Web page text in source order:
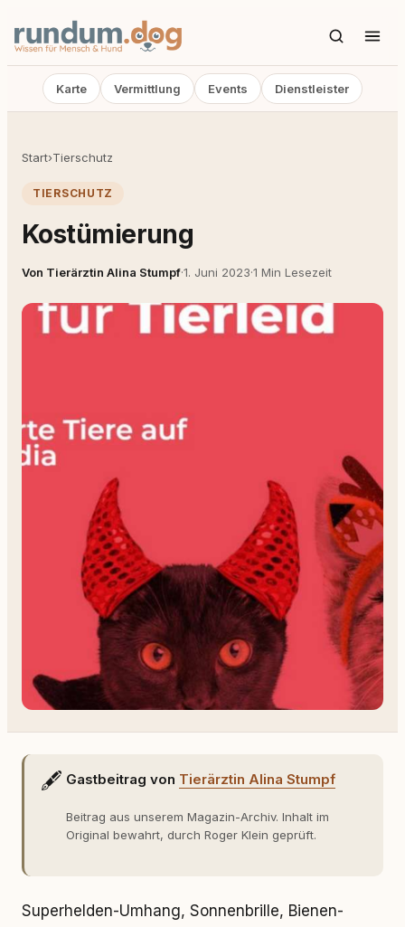
Karte Vermittlung Events Dienstleister
Start›Tierschutz
TIERSCHUTZ
Kostümierung
Von Tierärztin Alina Stumpf·1. Juni 2023·1 Min Lesezeit
🖋️ Gastbeitrag von Tierärztin Alina Stumpf
Beitrag aus unserem Magazin-Archiv. Inhalt im
Original bewahrt, durch Roger Klein geprüft.
Superhelden-Umhang, Sonnenbrille, Bienen-